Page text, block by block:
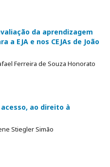
da aprendizagem
a EJA e nos CEJAs de João
Ferreira de Souza Honorato
ao direito à
Stiegler Simão